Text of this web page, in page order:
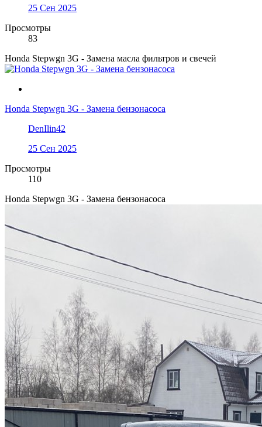
25 Сен 2025
Просмотры
83
Honda Stepwgn 3G - Замена масла фильтров и свечей
Honda Stepwgn 3G - Замена бензонасоса
DenIlin42
25 Сен 2025
Просмотры
110
Honda Stepwgn 3G - Замена бензонасоса